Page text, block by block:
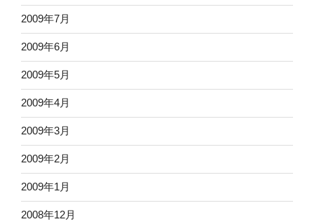
2009年7月
2009年6月
2009年5月
2009年4月
2009年3月
2009年2月
2009年1月
2008年12月